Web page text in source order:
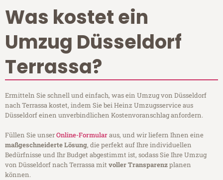
Was kostet ein
Umzug Düsseldorf
Terrassa?
Ermitteln Sie schnell und einfach, was ein Umzug von Düsseldorf
nach Terrassa kostet, indem Sie bei Heinz Umzugsservice aus
Düsseldorf einen unverbindlichen Kostenvoranschlag anfordern.
Füllen Sie unserOnline-Formularaus, und wir liefern Ihnen eine
maßgeschneiderte Lösung, die perfekt auf Ihre individuellen
Bedürfnisse und Ihr Budget abgestimmt ist, sodass Sie Ihre Umzug
von Düsseldorf nach Terrassa mitvoller Transparenzplanen
können.